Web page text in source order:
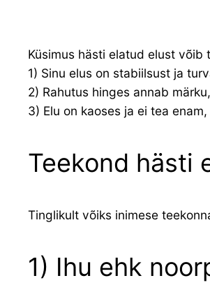
Küsimus hästi elatud elust võib
1) Sinu elus on stabiilsust ja
2) Rahutus hinges annab
3) Elu on kaoses ja ei tea
Teekond hästi
Tinglikult võiks inimese
1) Ihu ehk